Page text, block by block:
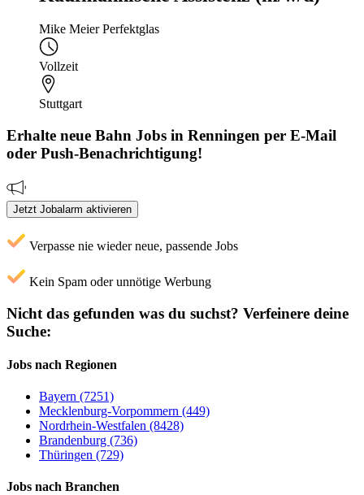
Mike Meier Perfektglas
Vollzeit
Stuttgart
Erhalte neue Bahn Jobs in Renningen per E-Mail
oder Push-Benachrichtigung!
Jetzt Jobalarm aktivieren
Verpasse nie wieder neue, passende Jobs
Kein Spam oder unnötige Werbung
Nicht das gefunden was du suchst? Verfeinere deine
Suche:
Jobs nach Regionen
Bayern (7251)
Mecklenburg-Vorpommern (449)
Nordrhein-Westfalen (8428)
Brandenburg (736)
Thüringen (729)
Jobs nach Branchen